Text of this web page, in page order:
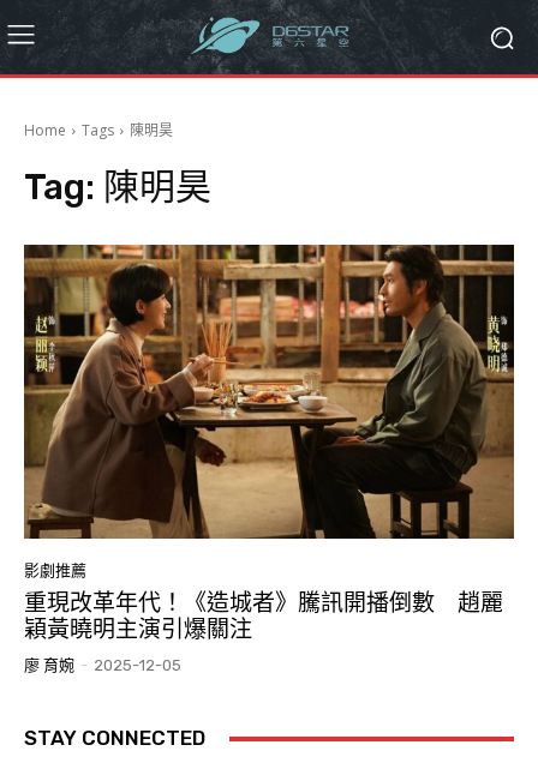
Home Tags 陳明昊
Tag: 陳明昊
影劇推薦
重現改革年代！《造城者》騰訊開播倒數 趙麗
穎黃曉明主演引爆關注
廖 育婉 - 2025-12-05
STAY CONNECTED